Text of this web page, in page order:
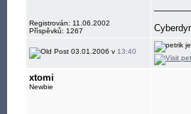
Registrován: 11.06.2002
Příspěvků: 1267
03.01.2006 v 13:40
xtomi
Newbie